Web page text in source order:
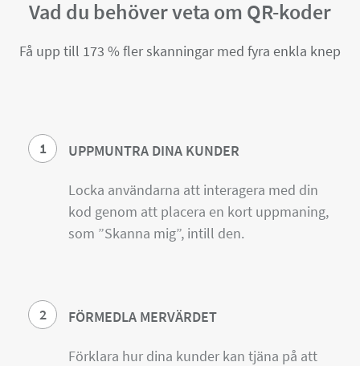
Vad du behöver veta om QR-koder
Få upp till 173 % fler skanningar med fyra enkla knep
1 UPPMUNTRA DINA KUNDER
Locka användarna att interagera med din
kod genom att placera en kort uppmaning,
som ”Skanna mig”, intill den.
2 FÖRMEDLA MERVÄRDET
Förklara hur dina kunder kan tjäna på att